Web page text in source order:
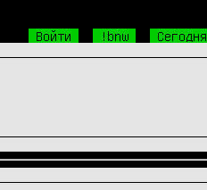
Войти !bnw Сегодня